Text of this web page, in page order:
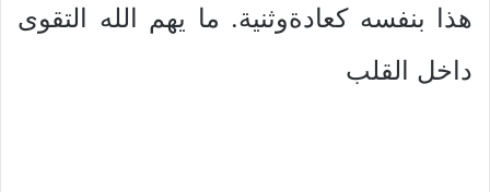
هذا بنفسه كعادةوثنية. ما يهم الله التقوى
داخل القلب